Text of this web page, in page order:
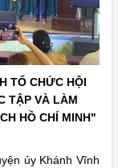
TỔ CHỨC HỘI
TẬP VÀ LÀM
HỒ CHÍ MINH"
ủy Khánh Vĩnh